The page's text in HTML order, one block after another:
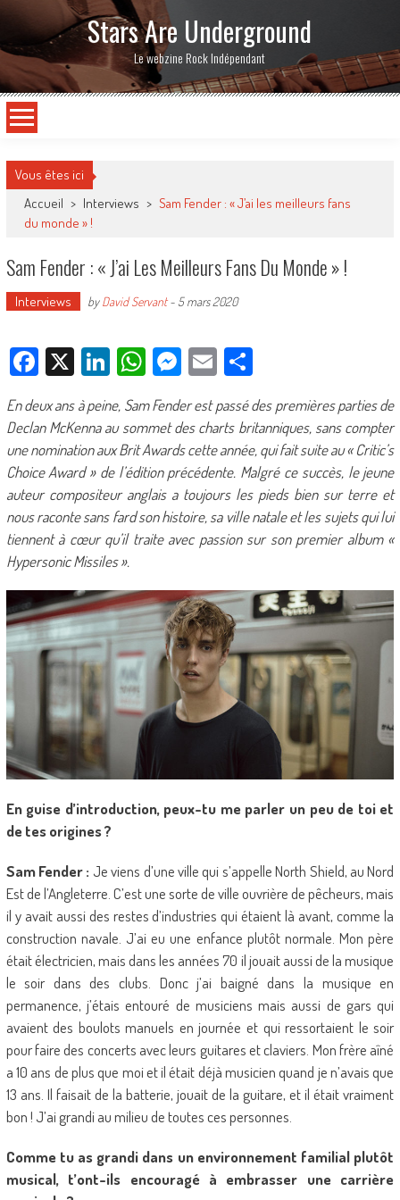
Stars Are Underground
Le webzine Rock Indépendant
Vous êtes ici
Accueil > Interviews > Sam Fender : « J’ai les meilleurs fans
du monde » !
Sam Fender : « J’ai Les Meilleurs Fans Du Monde » !
Interviews byDavid Servant- 5 mars 2020
Facebook
X LinkedIn
WhatsApp
Messenger
EmailPartager
En deux ans à peine, Sam Fender est passé des premières parties de
Declan McKenna au sommet des charts britanniques, sans compter
une nomination aux Brit Awards cette année, qui fait suite au « Critic’s
Choice Award » de l’édition précédente. Malgré ce succès, le jeune
auteur compositeur anglais a toujours les pieds bien sur terre et
nous raconte sans fard son histoire, sa ville natale et les sujets qui lui
tiennent à cœur qu’il traite avec passion sur son premier album «
Hypersonic Missiles ».
En guise d’introduction, peux-tu me parler un peu de toi et
de tes origines ?
Sam Fender : Je viens d’une ville qui s’appelle North Shield, au Nord
Est de l’Angleterre. C’est une sorte de ville ouvrière de pêcheurs, mais
il y avait aussi des restes d’industries qui étaient là avant, comme la
construction navale. J’ai eu une enfance plutôt normale. Mon père
était électricien, mais dans les années 70 il jouait aussi de la musique
le soir dans des clubs. Donc j’ai baigné dans la musique en
permanence, j’étais entouré de musiciens mais aussi de gars qui
avaient des boulots manuels en journée et qui ressortaient le soir
pour faire des concerts avec leurs guitares et claviers. Mon frère aîné
a 10 ans de plus que moi et il était déjà musicien quand je n’avais que
13 ans. Il faisait de la batterie, jouait de la guitare, et il était vraiment
bon ! J’ai grandi au milieu de toutes ces personnes.
Comme tu as grandi dans un environnement familial plutôt
musical, t’ont-ils encouragé à embrasser une carrière